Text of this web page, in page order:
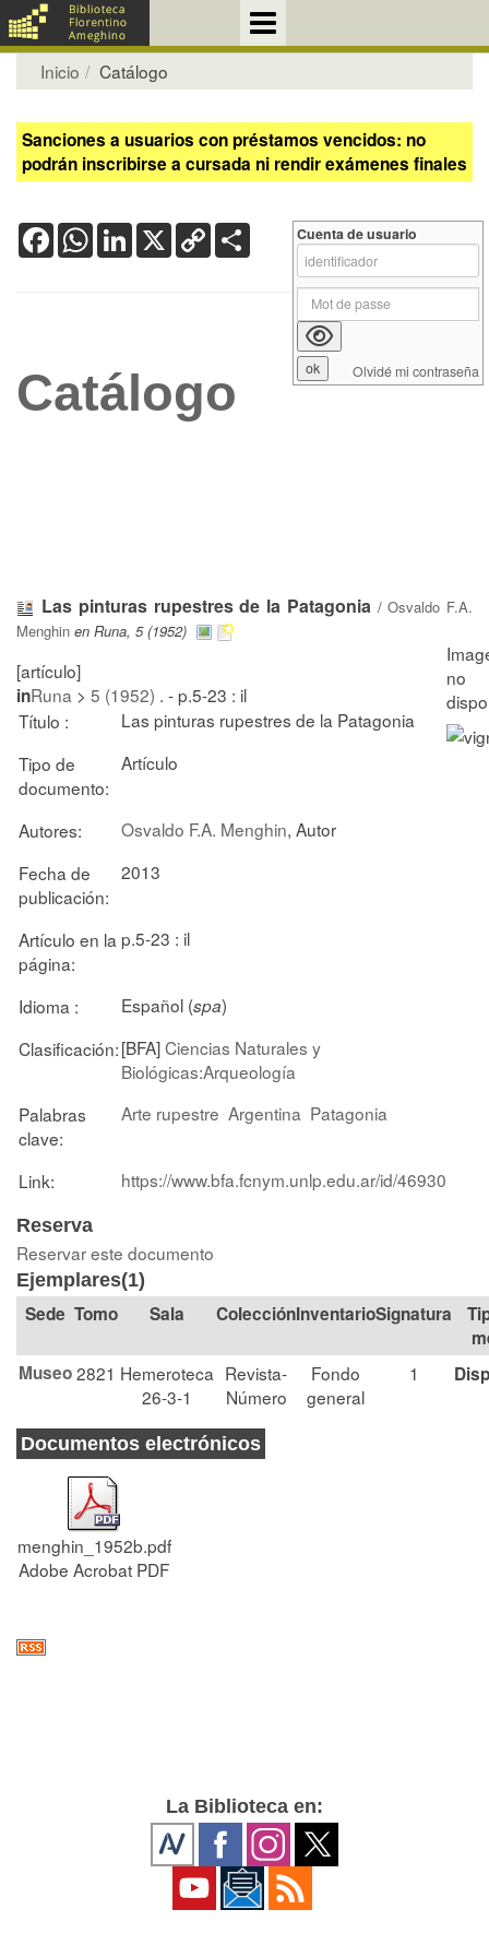
Inicio Catálogo
Sanciones a usuarios con préstamos vencidos: no
podrán inscribirse a cursada ni rendir exámenes finales
FacebookWhatsApp
LinkedIn
X Copy
Link
Catálogo
Las pinturas rupestres de la Patagonia/Osvaldo F.A.
Menghin en Runa, 5 (1952)
[artículo]
inRuna > 5 (1952) . - p.5-23 : il
Título :
Las pinturas rupestres de la Patagonia
Tipo de
documento:
Artículo
Autores: Osvaldo F.A. Menghin, Autor
Fecha de
publicación:
2013
Artículo en la
página:
p.5-23 : il
Idioma : Español (spa)
Clasificación:[BFA]Ciencias Naturales y
Biológicas:Arqueología
Palabras
clave:
Arte rupestre Argentina Patagonia
Link: https://www.bfa.fcnym.unlp.edu.ar/id/46930
Reserva
Reservar este documento
Ejemplares(1)
Tomo Sala Colección Signatura
Museo2821 Hemeroteca
26-3-1
Revista-
Número
Fondo
general
1
Documentos electrónicos
menghin_1952b.pdf
Adobe Acrobat PDF
Cuenta de usuario
Olvidé mi contraseña
La Biblioteca en: